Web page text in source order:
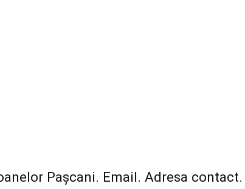
Pașcani. Email. Adresa contact.